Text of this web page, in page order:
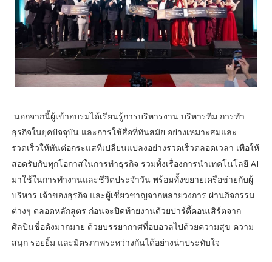
นอกจากนี้ผู้เข้าอบรมได้เรียนรู้การบริหารงาน บริหารทีม การทำ
ธุรกิจในยุคปัจจุบัน และการใช้สื่อที่ทันสมัย อย่างเหมาะสมและ
รวดเร็วให้ทันต่อกระแสที่เปลี่ยนแปลงอย่างรวดเร็วตลอดเวลา เพื่อให้
สอดรับกับทุกโอกาสในการทำธุรกิจ รวมทั้งเรื่องการนำเทคโนโลยี AI
มาใช้ในการทำงานและชีวิตประจำวัน พร้อมทั้งขยายเครือข่ายกับผู้
บริหาร เจ้าของธุรกิจ และผู้เชี่ยวชาญจากหลายวงการ ผ่านกิจกรรม
ต่างๆ ตลอดหลักสูตร ก่อนจะปิดท้ายงานด้วยปาร์ตี้คอนเสิร์ตจาก
ศิลปินชื่อดังมากมาย ด้วยบรรยากาศที่อบอวลไปด้วยความสุข ความ
สนุก รอยยิ้ม และมิตรภาพระหว่างกันได้อย่างน่าประทับใจ